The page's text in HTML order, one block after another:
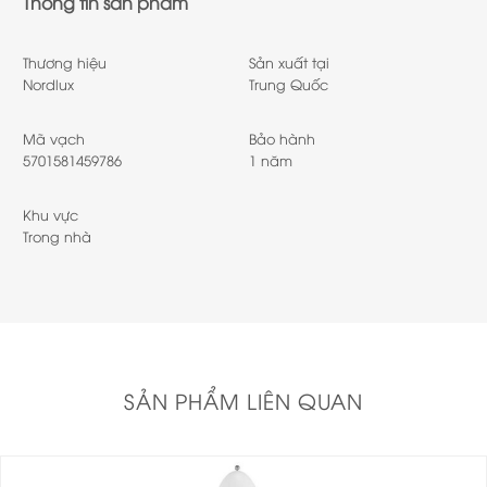
Thương hiệu
Nordlux
Sản xuất tại
Trung Quốc
Mã vạch
5701581459786
Bảo hành
1 năm
Khu vực
Trong nhà
SẢN PHẨM LIÊN QUAN